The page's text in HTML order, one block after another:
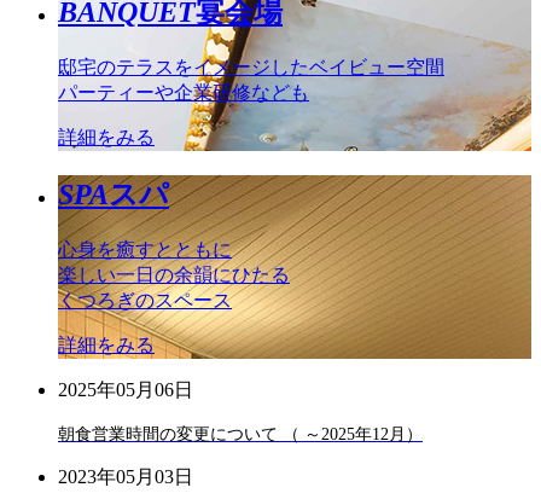
BANQUET宴会場
邸宅のテラスをイメージしたベイビュー空間
パーティーや企業研修なども
詳細をみる
SPAスパ
心身を癒すとともに
楽しい一日の余韻にひたる
くつろぎのスペース
詳細をみる
2025年05月06日
朝食営業時間の変更について （ ～2025年12月）
2023年05月03日